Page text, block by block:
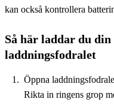
kan också kontrollera
Så här laddar du
laddningsfodralet
Öppna
Rikta in ringens grop